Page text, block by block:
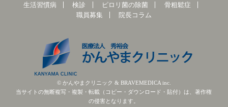
生活習慣病
検診 ピロリ菌の除菌
骨粗鬆症
職員募集
院長コラム
© かんやまクリニック & BRAVEMEDICA inc.
当サイトの無断複写・複製・転載（コピー・ダウンロード・貼付）は、著作権
の侵害となります。